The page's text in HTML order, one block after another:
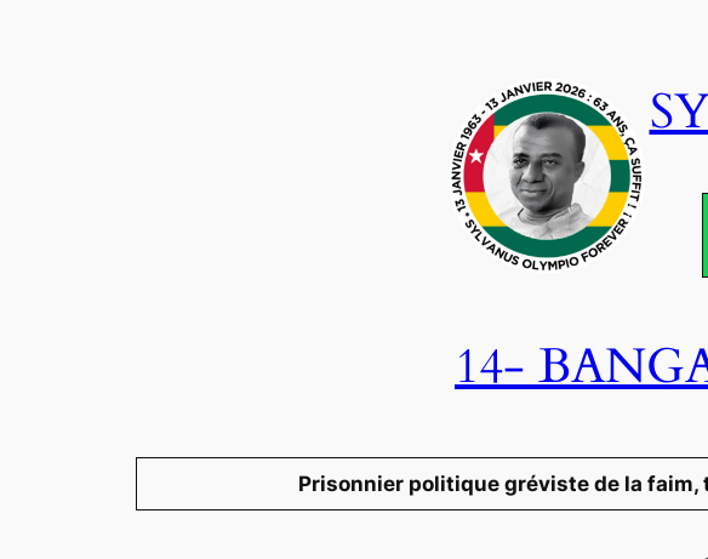
14-
Prisonnier politique gréviste de la